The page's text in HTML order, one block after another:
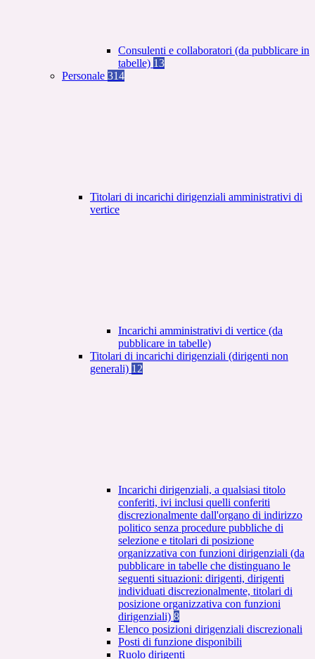
Consulenti e collaboratori (da pubblicare in
tabelle) 13
Personale 314
Titolari di incarichi dirigenziali amministrativi di
vertice
Incarichi amministrativi di vertice (da
pubblicare in tabelle)
Titolari di incarichi dirigenziali (dirigenti non
generali) 12
Incarichi dirigenziali, a qualsiasi titolo
conferiti, ivi inclusi quelli conferiti
discrezionalmente dall'organo di indirizzo
politico senza procedure pubbliche di
selezione e titolari di posizione
organizzativa con funzioni dirigenziali (da
pubblicare in tabelle che distinguano le
seguenti situazioni: dirigenti, dirigenti
individuati discrezionalmente, titolari di
posizione organizzativa con funzioni
dirigenziali) 8
Elenco posizioni dirigenziali discrezionali
Posti di funzione disponibili
Ruolo dirigenti